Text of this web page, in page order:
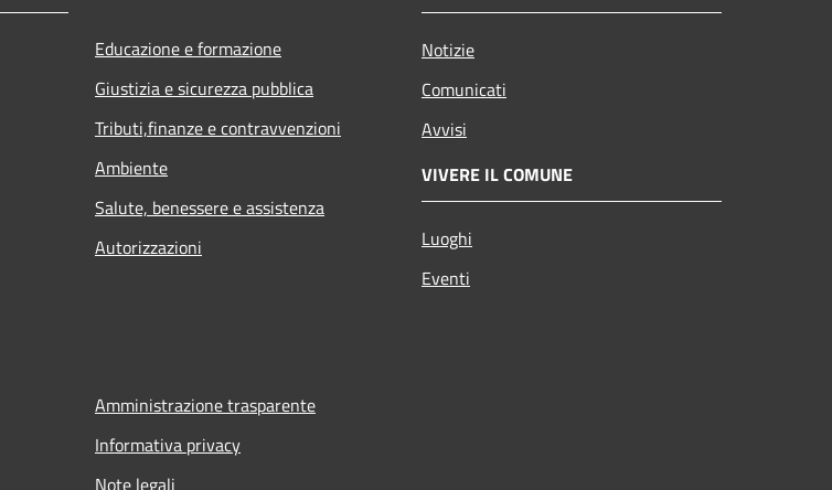
Educazione e formazione
Giustizia e sicurezza pubblica
Tributi,finanze e contravvenzioni
Ambiente
Salute, benessere e assistenza
Autorizzazioni
Notizie
Comunicati
Avvisi
VIVERE IL COMUNE
Luoghi
Eventi
Amministrazione trasparente
Informativa privacy
Note legali